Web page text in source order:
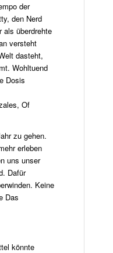
der
den Nerd
als überdrehte
versteht
dasteht,
Wohltuend
Dosis
Of
zu gehen.
erleben
uns unser
Dafür
Keine
Das
könnte